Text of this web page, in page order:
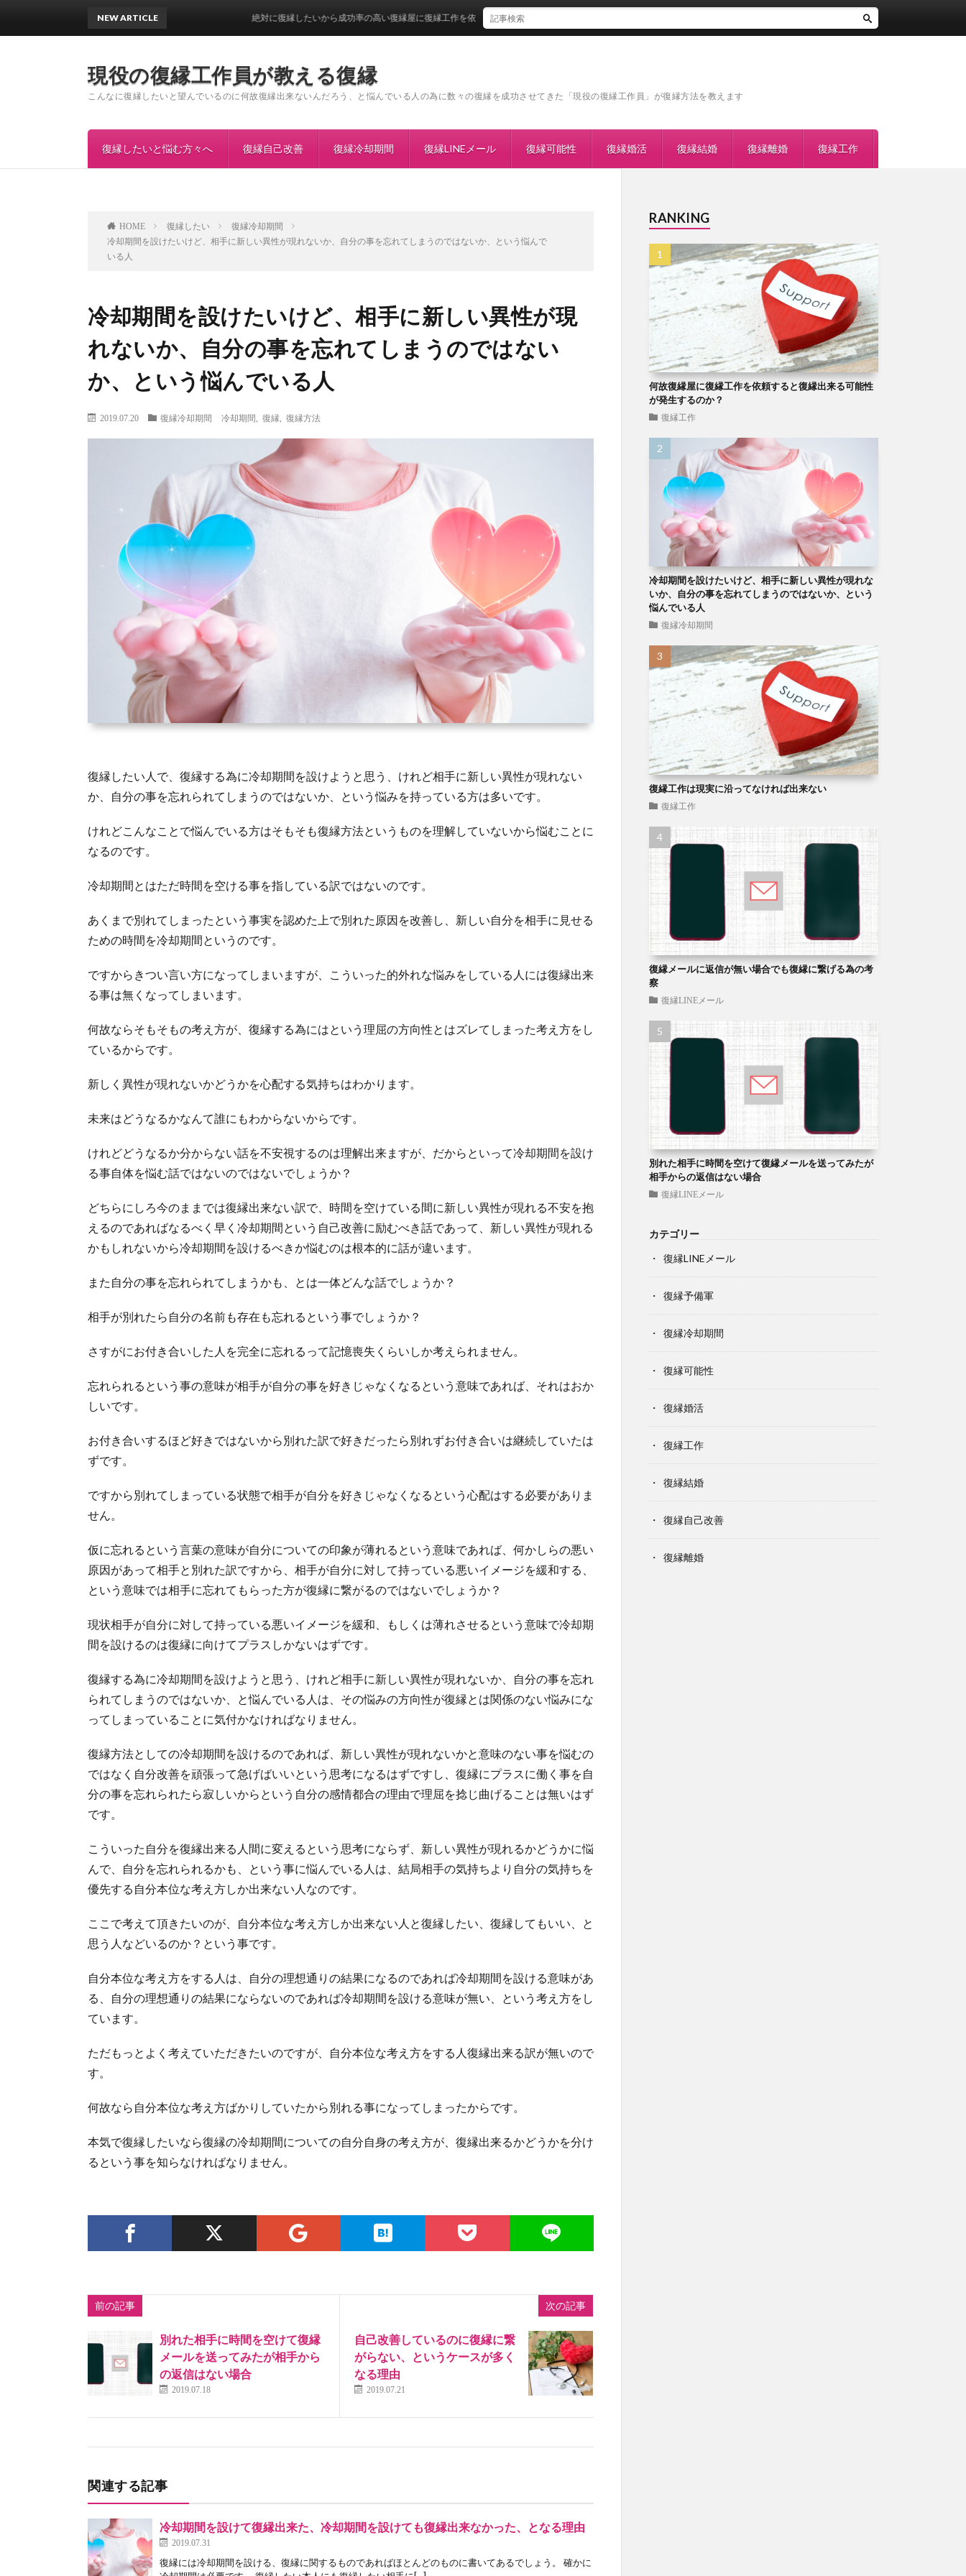
現役の復縁工作員が教える復縁
こんなに復縁したいと望んでいるのに何故復縁出来ないんだろう、と悩んでいる人の為に数々の復縁を成功させてきた「現役の復縁工作員」が復縁方法を教えます
復縁したいと悩む方々へ 復縁自己改善 復縁冷却期間 復縁LINEメール 復縁可能性 復縁婚活 復縁結婚 復縁離婚 復縁工作
NEW ARTICLE 絶対に復縁したいから成功率の高い復縁屋に復縁工作を依頼をしたい
HOME 復縁したい
復縁冷却期間
冷却期間を設けたいけど、相手に新しい異性が現れないか、自分の事を忘れてしまうのではないか、という悩んで
いる人
冷却期間を設けたいけど、相手に新しい異性が現
れないか、自分の事を忘れてしまうのではない
か、という悩んでいる人
2019.07.20 復縁冷却期間 冷却期間 復縁 復縁方法
復縁したい人で、復縁する為に冷却期間を設けようと思う、けれど相手に新しい異性が現れない
か、自分の事を忘れられてしまうのではないか、という悩みを持っている方は多いです。
けれどこんなことで悩んでいる方はそもそも復縁方法というものを理解していないから悩むことに
なるのです。
冷却期間とはただ時間を空ける事を指している訳ではないのです。
あくまで別れてしまったという事実を認めた上で別れた原因を改善し、新しい自分を相手に見せる
ための時間を冷却期間というのです。
ですからきつい言い方になってしまいますが、こういった的外れな悩みをしている人には復縁出来
る事は無くなってしまいます。
何故ならそもそもの考え方が、復縁する為にはという理屈の方向性とはズレてしまった考え方をし
ているからです。
新しく異性が現れないかどうかを心配する気持ちはわかります。
未来はどうなるかなんて誰にもわからないからです。
けれどどうなるか分からない話を不安視するのは理解出来ますが、だからといって冷却期間を設け
る事自体を悩む話ではないのではないでしょうか？
どちらにしろ今のままでは復縁出来ない訳で、時間を空けている間に新しい異性が現れる不安を抱
えるのであればなるべく早く冷却期間という自己改善に励むべき話であって、新しい異性が現れる
かもしれないから冷却期間を設けるべきか悩むのは根本的に話が違います。
また自分の事を忘れられてしまうかも、とは一体どんな話でしょうか？
相手が別れたら自分の名前も存在も忘れるという事でしょうか？
さすがにお付き合いした人を完全に忘れるって記憶喪失くらいしか考えられません。
忘れられるという事の意味が相手が自分の事を好きじゃなくなるという意味であれば、それはおか
しいです。
お付き合いするほど好きではないから別れた訳で好きだったら別れずお付き合いは継続していたは
ずです。
ですから別れてしまっている状態で相手が自分を好きじゃなくなるという心配はする必要がありま
せん。
仮に忘れるという言葉の意味が自分についての印象が薄れるという意味であれば、何かしらの悪い
原因があって相手と別れた訳ですから、相手が自分に対して持っている悪いイメージを緩和する、
という意味では相手に忘れてもらった方が復縁に繋がるのではないでしょうか？
現状相手が自分に対して持っている悪いイメージを緩和、もしくは薄れさせるという意味で冷却期
間を設けるのは復縁に向けてプラスしかないはずです。
復縁する為に冷却期間を設けようと思う、けれど相手に新しい異性が現れないか、自分の事を忘れ
られてしまうのではないか、と悩んでいる人は、その悩みの方向性が復縁とは関係のない悩みにな
ってしまっていることに気付かなければなりません。
復縁方法としての冷却期間を設けるのであれば、新しい異性が現れないかと意味のない事を悩むの
ではなく自分改善を頑張って急げばいいという思考になるはずですし、復縁にプラスに働く事を自
分の事を忘れられたら寂しいからという自分の感情都合の理由で理屈を捻じ曲げることは無いはず
です。
こういった自分を復縁出来る人間に変えるという思考にならず、新しい異性が現れるかどうかに悩
んで、自分を忘れられるかも、という事に悩んでいる人は、結局相手の気持ちより自分の気持ちを
優先する自分本位な考え方しか出来ない人なのです。
ここで考えて頂きたいのが、自分本位な考え方しか出来ない人と復縁したい、復縁してもいい、と
思う人などいるのか？という事です。
自分本位な考え方をする人は、自分の理想通りの結果になるのであれば冷却期間を設ける意味があ
る、自分の理想通りの結果にならないのであれば冷却期間を設ける意味が無い、という考え方をし
ています。
ただもっとよく考えていただきたいのですが、自分本位な考え方をする人復縁出来る訳が無いので
す。
何故なら自分本位な考え方ばかりしていたから別れる事になってしまったからです。
本気で復縁したいなら復縁の冷却期間についての自分自身の考え方が、復縁出来るかどうかを分け
るという事を知らなければなりません。
前の記事
別れた相手に時間を空けて復縁
メールを送ってみたが相手から
の返信はない場合
2019.07.18
次の記事
自己改善しているのに復縁に繋
がらない、というケースが多く
なる理由
2019.07.21
関連する記事
冷却期間を設けて復縁出来た、冷却期間を設けても復縁出来なかった、となる理由
2019.07.31
復縁には冷却期間を設ける、復縁に関するものであればほとんどのものに書いてあるでしょう。 確かに
RANKING
何故復縁屋に復縁工作を依頼すると復縁出来る可能性
が発生するのか？
復縁工作
冷却期間を設けたいけど、相手に新しい異性が現れな
いか、自分の事を忘れてしまうのではないか、という
悩んでいる人
復縁冷却期間
復縁工作は現実に沿ってなければ出来ない
復縁工作
復縁メールに返信が無い場合でも復縁に繋げる為の考
察
復縁LINEメール
別れた相手に時間を空けて復縁メールを送ってみたが
相手からの返信はない場合
復縁LINEメール
カテゴリー
復縁LINEメール
復縁予備軍
復縁冷却期間
復縁可能性
復縁婚活
復縁工作
復縁結婚
復縁自己改善
復縁離婚